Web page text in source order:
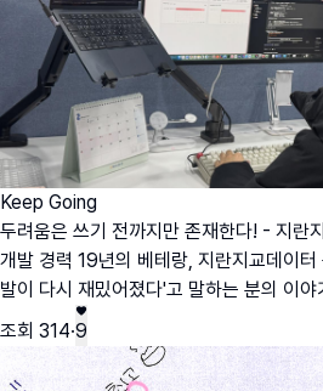
Keep Going
두려움은 쓰기 전까지만 존재한다! - 지
개발 경력 19년의 베테랑, 지란지교데이
발이 다시 재밌어졌다'고 말하는 분의 이야
조회 314·9